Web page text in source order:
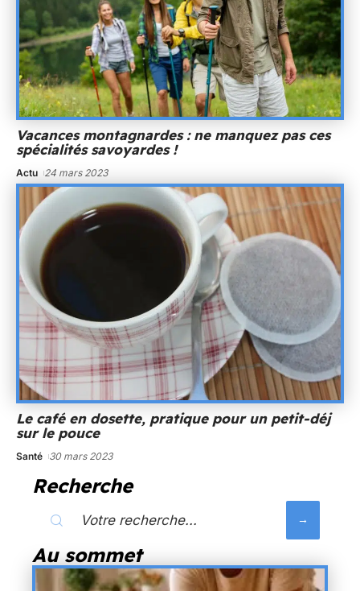
Vacances montagnardes : ne manquez pas ces
spécialités savoyardes !
Actu 24 mars 2023
Le café en dosette, pratique pour un petit-déj
sur le pouce
Santé 30 mars 2023
Recherche
Au sommet